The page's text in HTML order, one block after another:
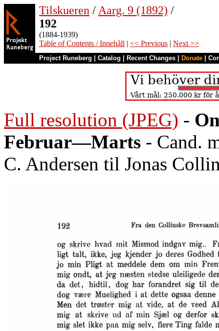
Tilskueren / Aarg. 9 (1892) /
192
(1884-1939)
Table of Contents / Innehåll | << Previous | Next >>
Project Runeberg Catalog Recent Changes Donate
Full resolution (JPEG) -
Februar—Marts - Cand.
C. Andersen til Jonas